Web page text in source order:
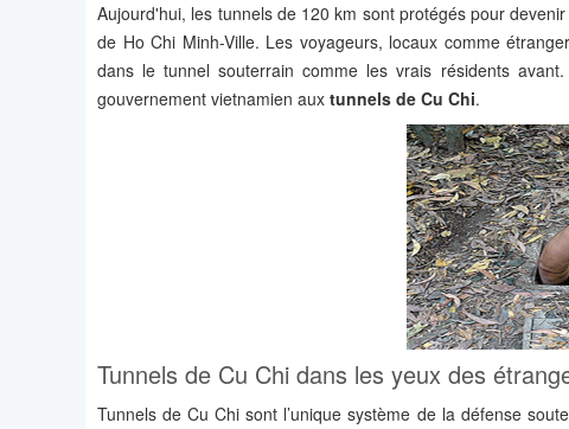
Aujourd'hui, les tunnels de 120 km sont protégés pour
de Ho Chi Minh-Ville. Les voyageurs, locaux comme
dans le tunnel souterrain comme les vrais résidents
gouvernement vietnamien aux tunnels de Cu Chi.
Tunnels de Cu Chi dans les yeux des
Tunnels de Cu Chi sont l’unique système de la défense